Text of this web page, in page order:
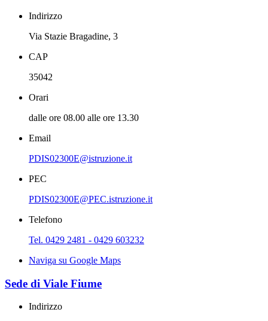
Indirizzo
Via Stazie Bragadine, 3
CAP
35042
Orari
dalle ore 08.00 alle ore 13.30
Email
PDIS02300E@istruzione.it
PEC
PDIS02300E@PEC.istruzione.it
Telefono
Tel. 0429 2481 - 0429 603232
Naviga su Google Maps
Sede di Viale Fiume
Indirizzo